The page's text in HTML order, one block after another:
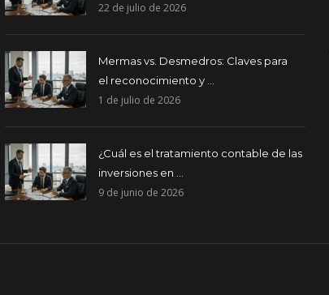
22 de julio de 2026
Mermas vs. Desmedros: Claves para
el reconocimiento y ...
1 de julio de 2026
¿Cuál es el tratamiento contable de las
inversiones en ...
9 de junio de 2026